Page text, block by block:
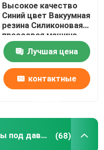
Высокое качество
Синий цвет Вакуумная
резина Силиконовая
прессовая машина
для изготовления
кухонных изделий
автозапчастей
Лучшая цена
контактные
Машина для литья резины под давлением (68)